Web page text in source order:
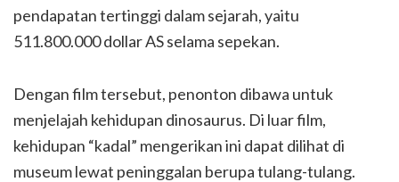
pendapatan tertinggi dalam sejarah, yaitu
511.800.000 dollar AS selama sepekan.
Dengan film tersebut, penonton dibawa untuk
menjelajah kehidupan dinosaurus. Di luar film,
kehidupan “kadal” mengerikan ini dapat dilihat di
museum lewat peninggalan berupa tulang-tulang.